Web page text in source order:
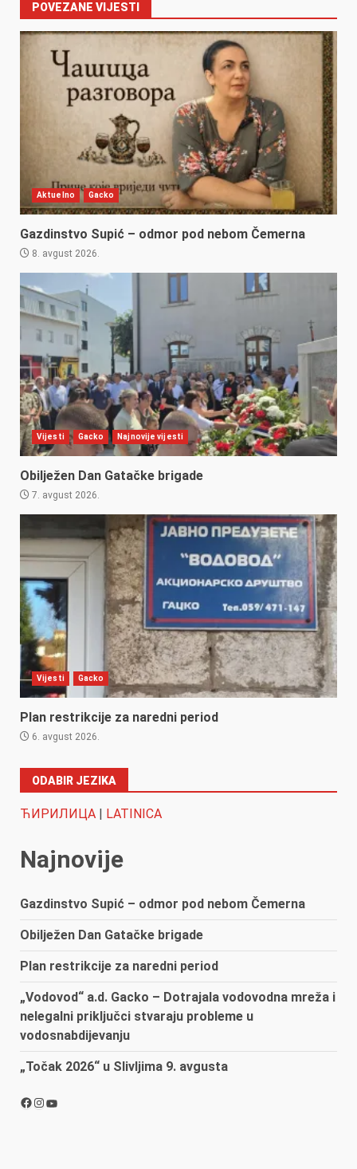
POVEZANE VIJESTI
Aktuelno Gacko
Gazdinstvo Supić – odmor pod nebom Čemerna
8. avgust 2026.
Vijesti Gacko Najnovije vijesti
Obilježen Dan Gatačke brigade
7. avgust 2026.
Vijesti Gacko
Plan restrikcije za naredni period
6. avgust 2026.
ODABIR JEZIKA
ЋИРИЛИЦА LATINICA
Najnovije
Gazdinstvo Supić – odmor pod nebom Čemerna
Obilježen Dan Gatačke brigade
Plan restrikcije za naredni period
„Vodovod“ a.d. Gacko – Dotrajala vodovodna mreža i
nelegalni priključci stvaraju probleme u
vodosnabdijevanju
„Točak 2026“ u Slivljima 9. avgusta
Facebook
Instagram
YouTube